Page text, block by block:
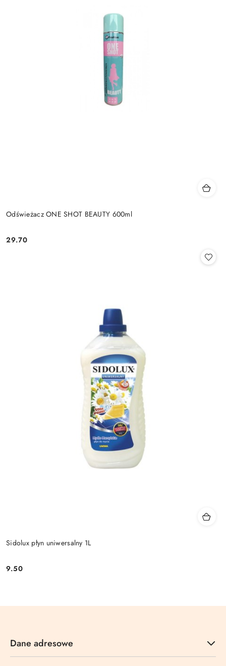
Odświeżacz ONE SHOT BEAUTY 600ml
Cena:
29.70
Sidolux płyn uniwersalny 1L
Cena:
9.50
Dane adresowe